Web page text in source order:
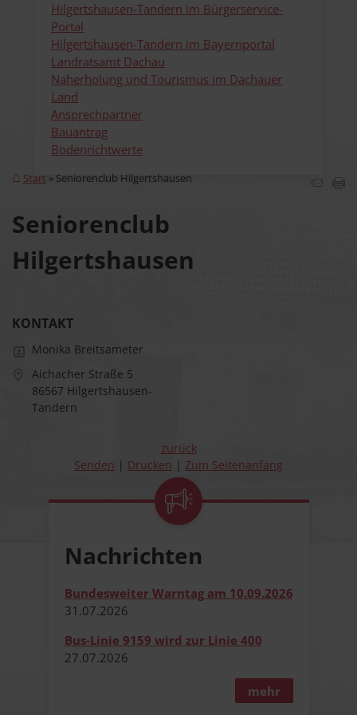
Hilgertshausen-Tandern im Bürgerservice-
Portal
Hilgertshausen-Tandern im Bayernportal
Landratsamt Dachau
Naherholung und Tourismus im Dachauer
Land
Ansprechpartner
Bauantrag
Bodenrichtwerte
Start Seniorenclub Hilgertshausen
Seniorenclub
Hilgertshausen
KONTAKT
Monika Breitsameter
Aichacher Straße 5
86567 Hilgertshausen-
Tandern
zurück
Senden
Drucken Zum Seitenanfang
Nachrichten
Bundesweiter Warntag am 10.09.2026
31.​07.​2026
Bus-Linie 9159 wird zur Linie 400
27.​07.​2026
mehr